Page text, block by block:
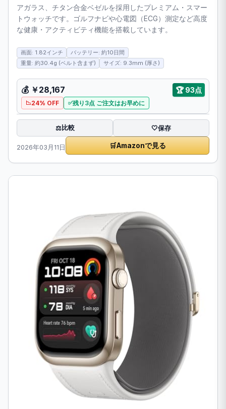
アガラス、チタン合金ベゼルを採用したプレミアム・スマー
トウォッチです。ゴルフナビや心電図（ECG）測定など高度
な健康・アクティビティ機能を搭載しています。
画面: 1.82インチ
バッテリー: 約10日間
重量: 約30.4g (ベルト含まず)
サイズ: 9.3mm (厚さ)
💰 ￥28,167 🏆93点
24% OFF 残り3点 ご注文はお早めに
⚖️比較 🤍保存
2026年03月11日 🛒Amazonで見る